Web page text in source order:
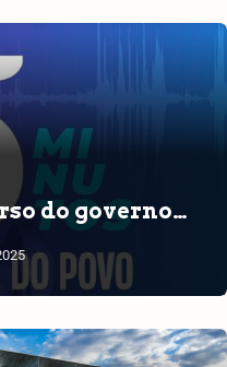
do governo…